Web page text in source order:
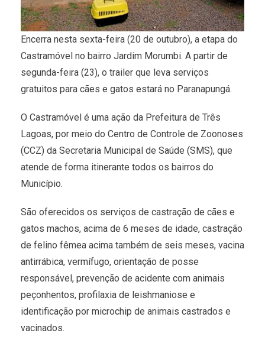
Encerra nesta sexta-feira (20 de outubro), a etapa do
Castramóvel no bairro Jardim Morumbi. A partir de
segunda-feira (23), o trailer que leva serviços
gratuitos para cães e gatos estará no Paranapungá.
O Castramóvel é uma ação da Prefeitura de Três
Lagoas, por meio do Centro de Controle de Zoonoses
(CCZ) da Secretaria Municipal de Saúde (SMS), que
atende de forma itinerante todos os bairros do
Município.
São oferecidos os serviços de castração de cães e
gatos machos, acima de 6 meses de idade, castração
de felino fêmea acima também de seis meses, vacina
antirrábica, vermífugo, orientação de posse
responsável, prevenção de acidente com animais
peçonhentos, profilaxia de leishmaniose e
identificação por microchip de animais castrados e
vacinados.